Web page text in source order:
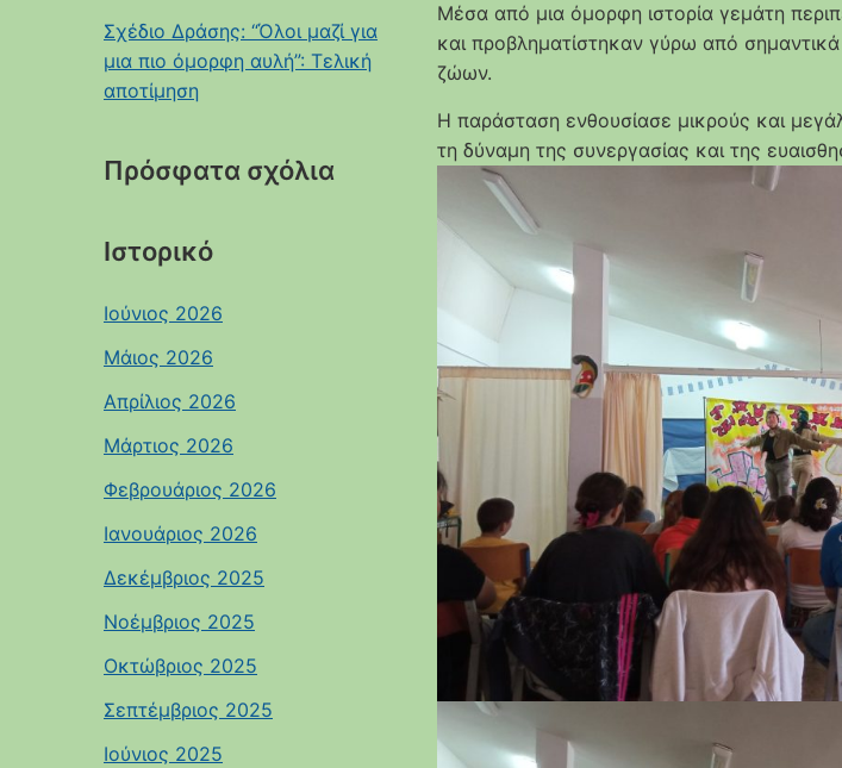
Σχέδιο Δράσης: “Όλοι μαζί για
μια πιο όμορφη αυλή”: Τελική
αποτίμηση
Πρόσφατα σχόλια
Ιστορικό
Ιούνιος 2026
Μάιος 2026
Απρίλιος 2026
Μάρτιος 2026
Φεβρουάριος 2026
Ιανουάριος 2026
Δεκέμβριος 2025
Νοέμβριος 2025
Οκτώβριος 2025
Σεπτέμβριος 2025
Ιούνιος 2025
Μέσα από μια όμορφη ιστορία γεμάτη
και προβληματίστηκαν γύρω από
ζώων.
Η παράσταση ενθουσίασε μικρούς και
τη δύναμη της συνεργασίας και της